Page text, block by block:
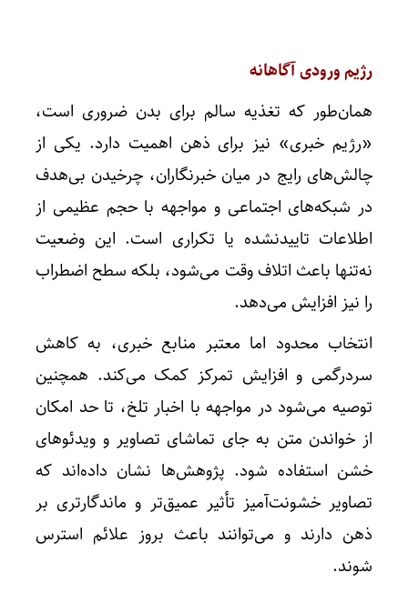
رژیم ورودی آگاهانه
همان‌طور که تغذیه سالم برای بدن ضروری است،
«رژیم خبری» نیز برای ذهن اهمیت دارد. یکی از
چالش‌های رایج در میان خبرنگاران، چرخیدن بی‌هدف
در شبکه‌های اجتماعی و مواجهه با حجم عظیمی از
اطلاعات تاییدنشده یا تکراری است. این وضعیت
نه‌تنها باعث اتلاف وقت می‌شود، بلکه سطح اضطراب
را نیز افزایش می‌دهد.
انتخاب محدود اما معتبر منابع خبری، به کاهش
سردرگمی و افزایش تمرکز کمک می‌کند. همچنین
توصیه می‌شود در مواجهه با اخبار تلخ، تا حد امکان
از خواندن متن به جای تماشای تصاویر و ویدئوهای
خشن استفاده شود. پژوهش‌ها نشان داده‌اند که
تصاویر خشونت‌آمیز تأثیر عمیق‌تر و ماندگارتری بر
ذهن دارند و می‌توانند باعث بروز علائم استرس
شوند.